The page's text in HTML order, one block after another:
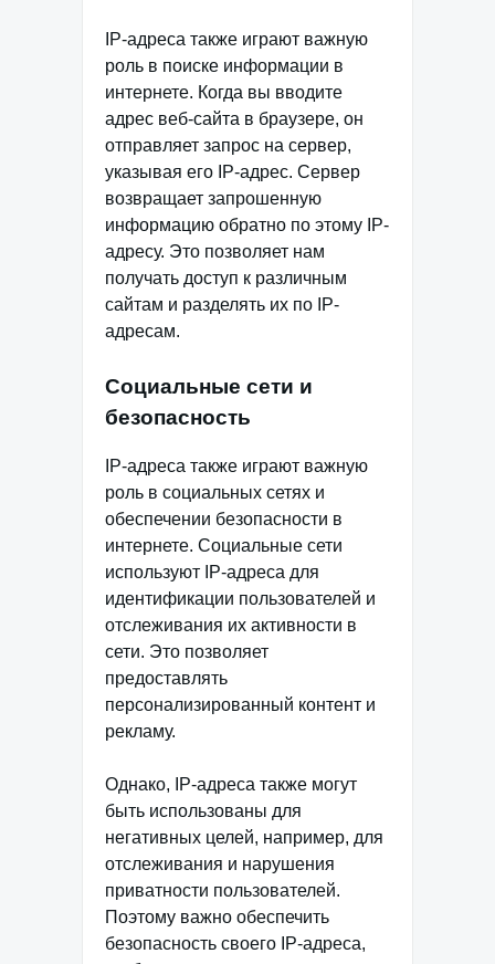
IP-адреса также играют важную
роль в поиске информации в
интернете. Когда вы вводите
адрес веб-сайта в браузере, он
отправляет запрос на сервер,
указывая его IP-адрес. Сервер
возвращает запрошенную
информацию обратно по этому IP-
адресу. Это позволяет нам
получать доступ к различным
сайтам и разделять их по IP-
адресам.
Социальные сети и
безопасность
IP-адреса также играют важную
роль в социальных сетях и
обеспечении безопасности в
интернете. Социальные сети
используют IP-адреса для
идентификации пользователей и
отслеживания их активности в
сети. Это позволяет
предоставлять
персонализированный контент и
рекламу.
Однако, IP-адреса также могут
быть использованы для
негативных целей, например, для
отслеживания и нарушения
приватности пользователей.
Поэтому важно обеспечить
безопасность своего IP-адреса,